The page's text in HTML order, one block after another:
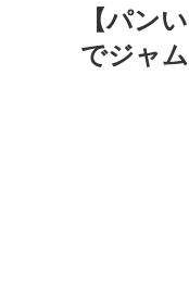
【パン
でジャ